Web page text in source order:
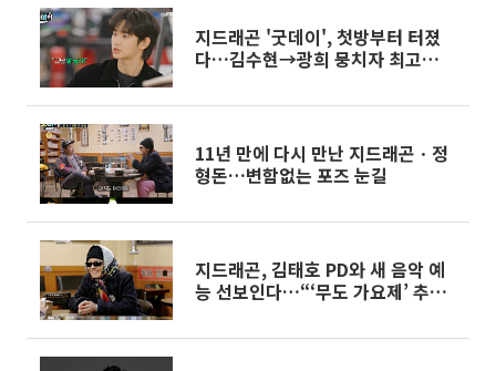
지드래곤 '굿데이', 첫방부터 터졌
다…김수현→광희 뭉치자 최고
11년 만에 다시 만난 지드래곤ㆍ정
형돈…변함없는 포즈 눈길
지드래곤, 김태호 PD와 새 음악 예
능 선보인다…“‘무도 가요제’ 추억